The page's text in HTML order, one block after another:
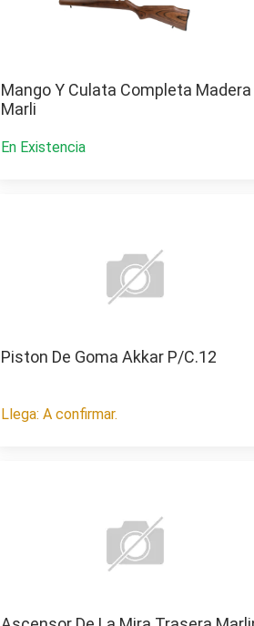
Mango Y Culata Completa Madera
Marli
En Existencia
Piston De Goma Akkar P/C.12
Llega: A confirmar.